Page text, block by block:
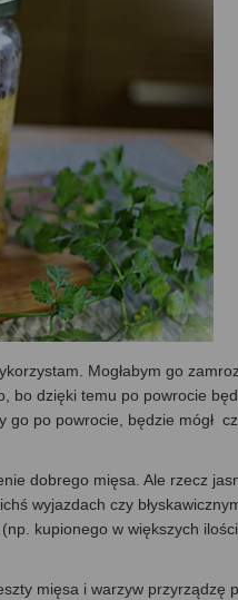
Mogłabym go
bo dzięki temu po powrocie
go po powrocie, będzie mógł
dobrego mięsa. Ale rzecz
wyjazdach czy
kupionego w większych
mięsa i warzyw przyrządzę